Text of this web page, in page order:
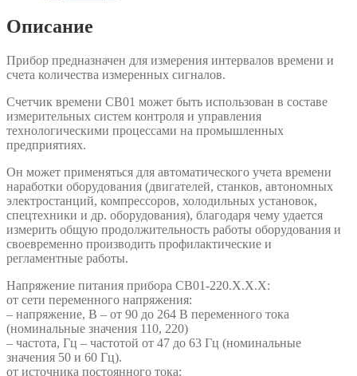
Описание
Прибор предназначен для измерения интервалов времени и
счета количества измеренных сигналов.
Счетчик времени СВ01 может быть использован в составе
измерительных систем контроля и управления
технологическими процессами на промышленных
предприятиях.
Он может применяться для автоматического учета времени
наработки оборудования (двигателей, станков, автономных
электростанций, компрессоров, холодильных установок,
спецтехники и др. оборудования), благодаря чему удается
измерить общую продолжительность работы оборудования и
своевременно производить профилактические и
регламентные работы.
Напряжение питания прибора СВ01-220.Х.Х.Х:
от сети переменного напряжения:
– напряжение, В – от 90 до 264 В переменного тока
(номинальные значения 110, 220)
– частота, Гц – частотой от 47 до 63 Гц (номинальные
значения 50 и 60 Гц).
от источника постоянного тока: